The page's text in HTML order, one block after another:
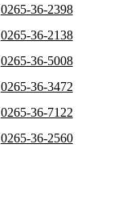
0265-36-2398
0265-36-2138
0265-36-5008
0265-36-3472
0265-36-7122
0265-36-2560